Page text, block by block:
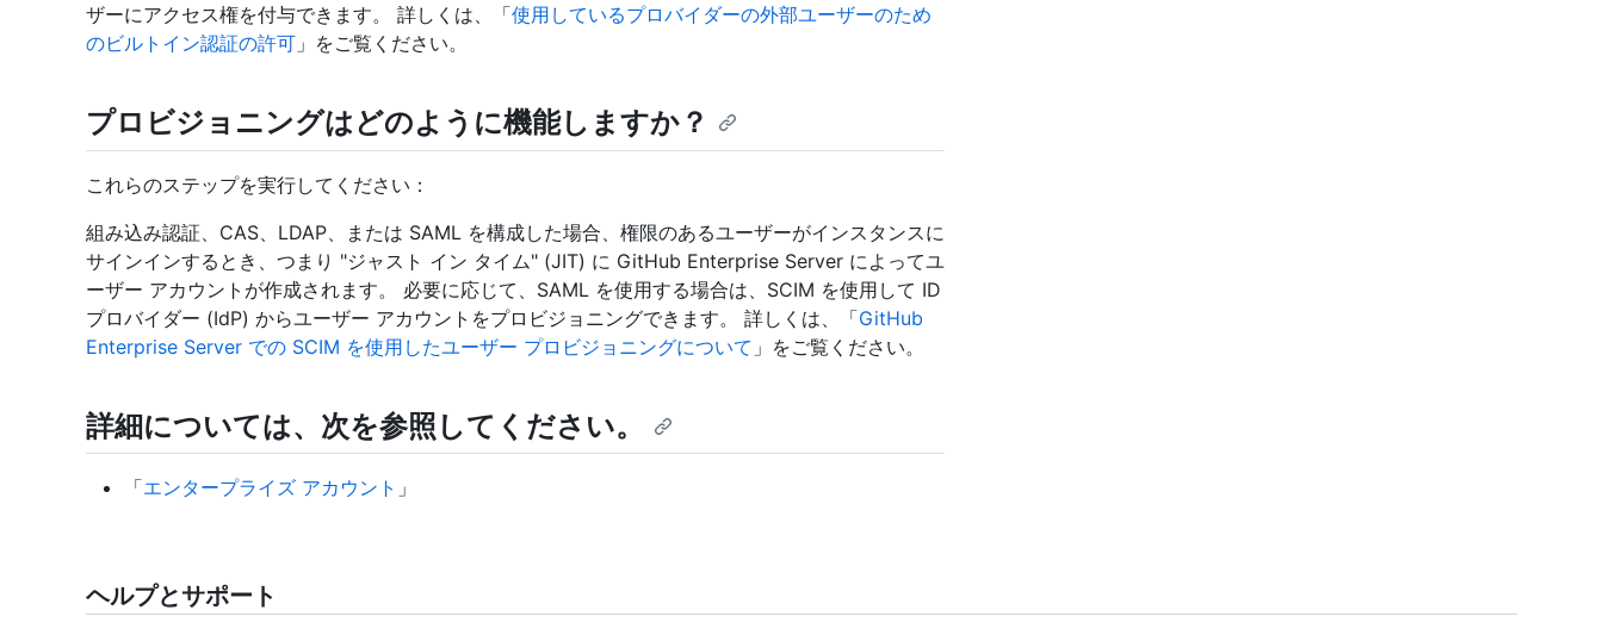
ザーにアクセス権を付与できます。 詳しくは、「使用しているプロバイダーの外部ユーザーのため
のビルトイン認証の許可 」をご覧ください。
プロビジョニングはどのように機能しますか？
これらのステップを実行してください：
組み込み認証、CAS、LDAP、または SAML を構成した場合、権限のあるユーザーがインスタンスに
サインインするとき、つまり "ジャスト イン タイム" (JIT) に GitHub Enterprise Server によってユ
ーザー アカウントが作成されます。 必要に応じて、SAML を使用する場合は、SCIM を使用して ID
プロバイダー (IdP) からユーザー アカウントをプロビジョニングできます。 詳しくは、「GitHub
Enterprise Server での SCIM を使用したユーザー プロビジョニングについて 」をご覧ください。
詳細については、次を参照してください。
「エンタープライズ アカウント 」
ヘルプとサポート